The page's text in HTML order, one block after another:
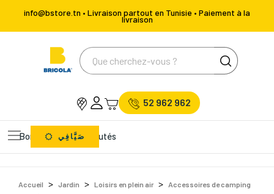
info@bstore.tn • Livraison partout en Tunisie • Paiement à la
livraison
52 962 962
Bons Plans Nouveautés
صَيَّافِي
Accueil Jardin Loisirs en plein air
Accessoires de camping